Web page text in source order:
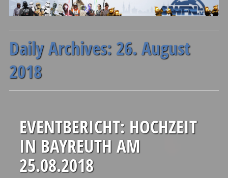
Daily Archives: 26. August
2018
EVENTBERICHT: HOCHZEIT
IN BAYREUTH AM
25.08.2018